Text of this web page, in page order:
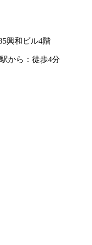
興和ビル4階
から：徒歩4分